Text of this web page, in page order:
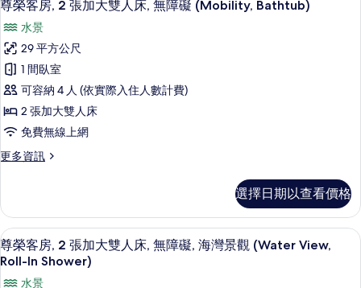
床,
無
障
礙,
浴
缸
(Mobility)
的
相
片
張
加
大
雙
人
床,
無
障
礙,
缸
詳
情
示
尊
榮
客
房,
2
張
加
雙
人
床,
無
尊榮客房, 2 張加大雙人床, 無障礙 (Mobility, Bathtub)
水景
29 平方公尺
1 間臥室
可容納 4 人 (依實際入住人數計費)
2 張加大雙人床
免費無線上網
更多資訊
更
客
房,
2
張
選擇日期以查看價格
顯
示
尊
客房內保險箱、書桌、隔音、熨斗/熨
3
尊榮客房, 2 張加大雙人床, 無障礙, 海灣景觀 (Water View,
Roll-In Shower)
水景